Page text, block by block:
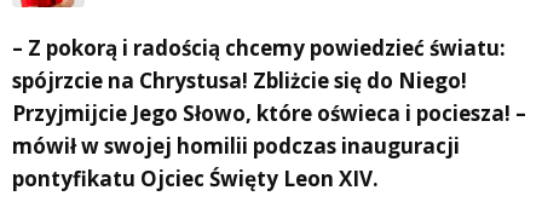
– Z pokorą i radością chcemy powiedzieć światu:
spójrzcie na Chrystusa! Zbliżcie się do Niego!
Przyjmijcie Jego Słowo, które oświeca i pociesza! –
mówił w swojej homilii podczas inauguracji
pontyfikatu Ojciec Święty Leon XIV.